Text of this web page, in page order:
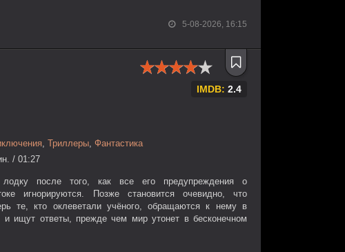
5-08-2026, 16:15
IMDB: 2.4
, Триллеры, Фантастика
/ 01:27
после того, как все его предупреждения о
игнорируются. Позже становится очевидно, что
те, кто оклеветали учёного, обращаются к нему в
и ищут ответы, прежде чем мир утонет в бесконечном